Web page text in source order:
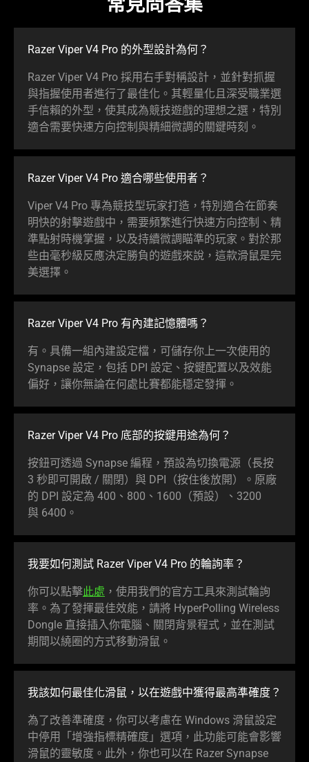
Razer Viper V4 Pro 的外型設計為何 ？
Razer Viper V4 Pro 採用右手對稱設計，並針對抓握
與指握使用者進行了最佳化。其輕量化且深受職業選
手信賴的外型，使其成為競技遊戲的理想之選，特別
適合需要快速方向控制與精細微調的關鍵時刻 。
Razer Viper V4 Pro 適合哪些使用者 ？
Viper V4 Pro 專為競技型玩家打造，特別適合在節奏
明快的射擊遊戲中，需要頻繁進行快速方向控制、精
準點射時機掌握，以及持續微調瞄準的玩家。對於那
些由毫秒級反應決定勝負的遊戲來說，這款滑鼠是完
美選擇 。
Razer Viper V4 Pro 有內建記憶體嗎 ？
有。具備一組內建設定檔，可儲存你上一次使用的
Synapse 設定，包括 DPI 設定、按鍵配置以及效能
偏好，讓你無論在何處比賽都能穩定發揮 。
Razer Viper V4 Pro 底部的按鍵用途為何 ？
按鈕可透過 Synapse 編程，預設為切換電源（長按
3 秒即可開啟 / 關閉）與 DPI（按住後放開）。原廠
的 DPI 設定為 400、800、1600（預設）、3200
與 6400。
我要如何測試 Razer Viper V4 Pro 的輪詢率 ？
你可以點擊此處 ，使用我們的官方工具來測試輪詢
率。為了發揮最佳效能，請將 HyperPolling Wireless
Dongle 直接插入你電腦、關閉背景程式，並在測試
期間以繞圈的方式移動滑鼠 。
我該如何最佳化滑鼠，以在遊戲中獲得最高準確度 ？
為了改善準確度，你可以考慮在 Windows 滑鼠設定
中停用「增強指標精確度」選項，此功能可能會影響
滑鼠的靈敏度。此外，你也可以在 Razer Synapse